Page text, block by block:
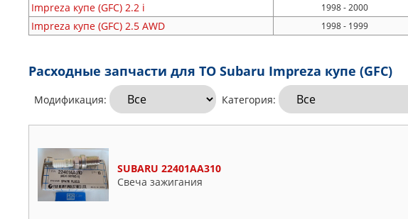
Impreza купе (GFC) 2.2 i 1998 - 2000
Impreza купе (GFC) 2.5 AWD 1998 - 1999
Расходные запчасти для ТО Subaru Impreza купе (GFC)
Модификация: Категория:
SUBARU 22401AA310
Свеча зажигания